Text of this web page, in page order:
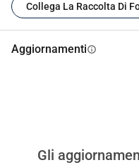
Collega La Raccolta Di
Aggiornamentiinfo
Gli